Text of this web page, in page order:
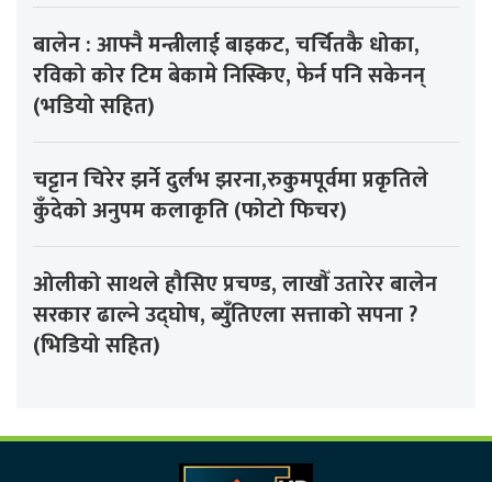
बालेन : आफ्नै मन्त्रीलाई बाइकट, चर्चितकै धोका,
रविको कोर टिम बेकामे निस्किए, फेर्न पनि सकेनन्
(भडियो सहित)
चट्टान चिरेर झर्ने दुर्लभ झरना,रुकुमपूर्वमा प्रकृतिले
कुँदेको अनुपम कलाकृति (फोटो फिचर)
ओलीको साथले हौसिए प्रचण्ड, लाखौँ उतारेर बालेन
सरकार ढाल्ने उद्घोष, ब्युँतिएला सत्ताको सपना ?
(भिडियो सहित)